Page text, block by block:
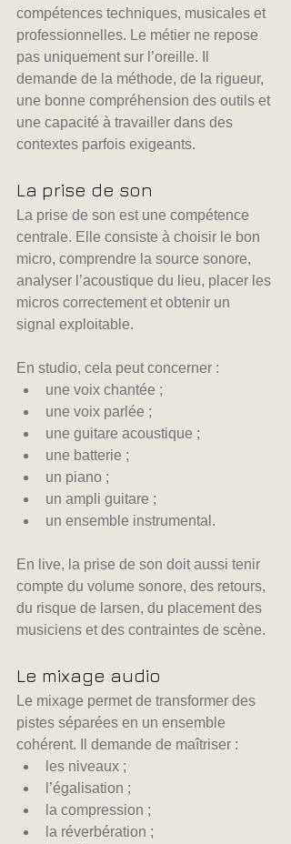
compétences techniques, musicales et
professionnelles. Le métier ne repose
pas uniquement sur l’oreille. Il
demande de la méthode, de la rigueur,
une bonne compréhension des outils et
une capacité à travailler dans des
contextes parfois exigeants.
La prise de son
La prise de son est une compétence
centrale. Elle consiste à choisir le bon
micro, comprendre la source sonore,
analyser l’acoustique du lieu, placer les
micros correctement et obtenir un
signal exploitable.
En studio, cela peut concerner :
une voix chantée ;
une voix parlée ;
une guitare acoustique ;
une batterie ;
un piano ;
un ampli guitare ;
un ensemble instrumental.
En live, la prise de son doit aussi tenir
compte du volume sonore, des retours,
du risque de larsen, du placement des
musiciens et des contraintes de scène.
Le mixage audio
Le mixage permet de transformer des
pistes séparées en un ensemble
cohérent. Il demande de maîtriser :
les niveaux ;
l’égalisation ;
la compression ;
la réverbération ;